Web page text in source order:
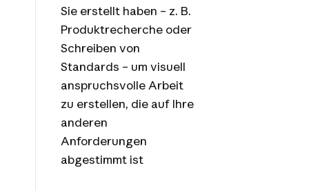
Sie erstellt haben – z. B.
Produktrecherche oder
Schreiben von
Standards – um visuell
anspruchsvolle Arbeit
zu erstellen, die auf Ihre
anderen
Anforderungen
abgestimmt ist